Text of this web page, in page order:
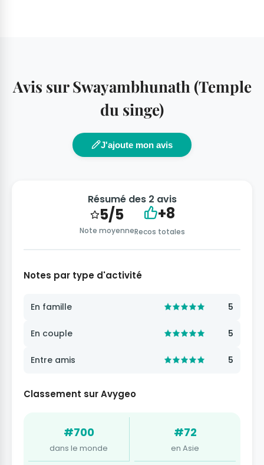
Avis sur Swayambhunath (Temple
du singe)
J'ajoute mon avis
Résumé des 2 avis
5/5
Note moyenne
+8
Recos totales
Notes par type d'activité
En famille 5
En couple 5
Entre amis 5
Classement sur Avygeo
#700
dans le monde
#72
en Asie